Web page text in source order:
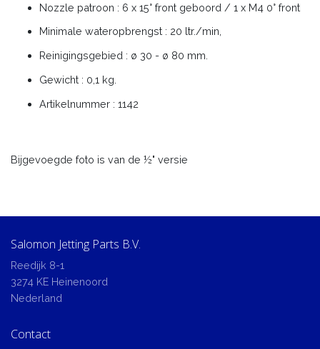
Nozzle patroon : 6 x 15° front geboord / 1 x M4 0° front
Minimale wateropbrengst : 20 ltr./min,
Reinigingsgebied : ø 30 - ø 80 mm.
Gewicht : 0,1 kg.
Artikelnummer : 1142
Bijgevoegde foto is van de ½" versie
Salomon Jetting Parts B.V.
Reedijk 8-1
3274 KE Heinenoord
Nederland
Contact